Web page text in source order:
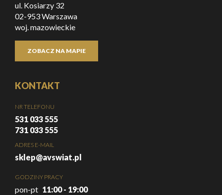
ul. Kosiarzy 32
02-953 Warszawa
woj. mazowieckie
ZOBACZ NA MAPIE
KONTAKT
NR TELEFONU
531 033 555
731 033 555
ADRES E-MAIL
sklep@avswiat.pl
GODZINY PRACY
pon-pt 11:00 - 19:00